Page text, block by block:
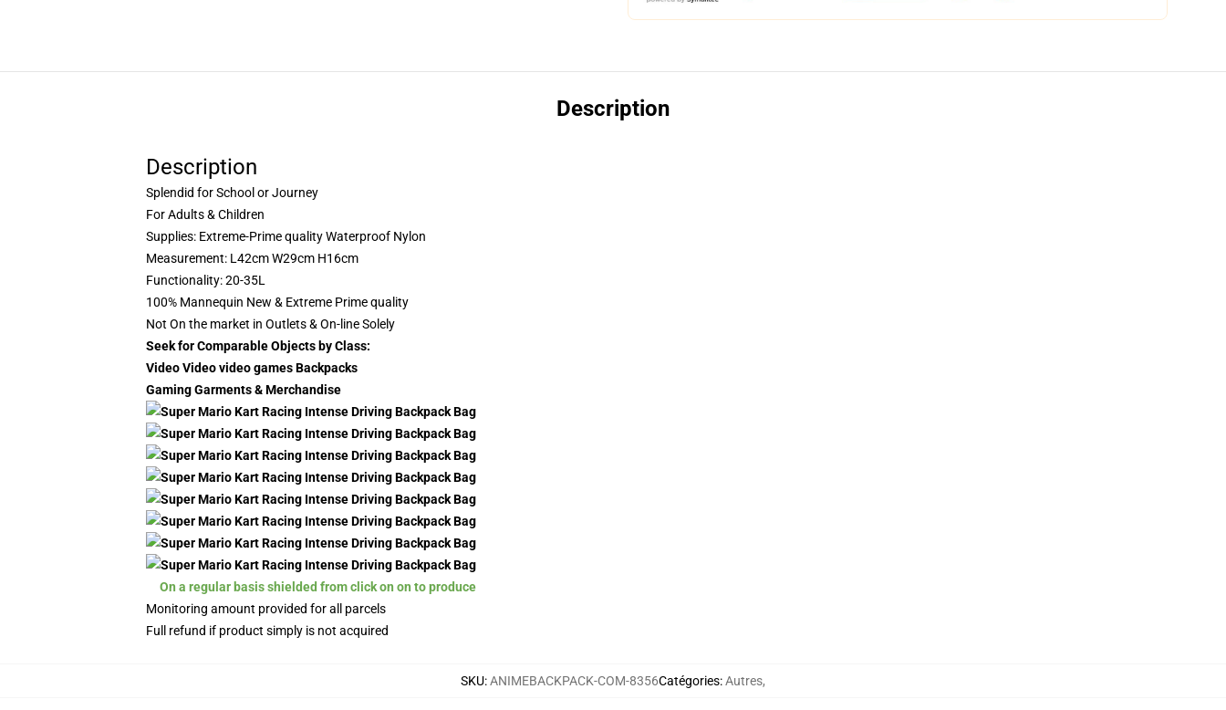
Description
Description
Splendid for School or Journey
For Adults & Children
Supplies: Extreme-Prime quality Waterproof Nylon
Measurement: L42cm W29cm H16cm
Functionality: 20-35L
100% Mannequin New & Extreme Prime quality
Not On the market in Outlets & On-line Solely
Seek for Comparable Objects by Class:
Video Video video games Backpacks
Gaming Garments & Merchandise
On a regular basis shielded from click on on to produce
Monitoring amount provided for all parcels
Full refund if product simply is not acquired
SKU:ANIMEBACKPACK-COM-8356Catégories:Autres,